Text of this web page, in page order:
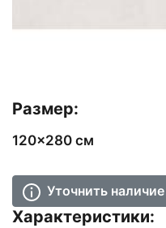
Размер:
120x280 см
Уточнить наличие
Характеристики: